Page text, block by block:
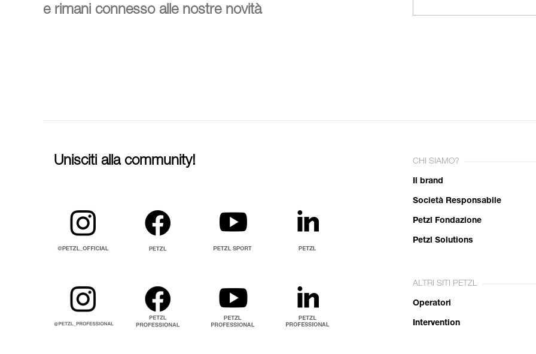
e rimani connesso alle nostre novità
Unisciti alla community! CHI SIAMO?
Il brand
Società Responsabile
Petzl Fondazione
Petzl Solutions
ALTRI SITI PETZL
Operatori
Intervention